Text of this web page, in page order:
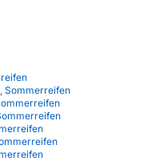
Sommerreifen